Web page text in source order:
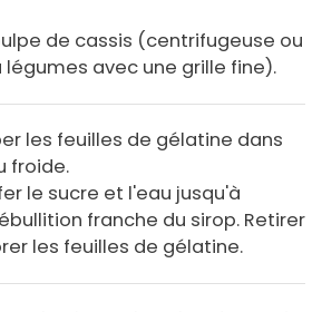
de cassis (centrifugeuse ou
légumes avec une grille fine).
les feuilles de gélatine dans
froide.
le sucre et l'eau jusqu'à
franche du sirop. Retirer
les feuilles de gélatine.